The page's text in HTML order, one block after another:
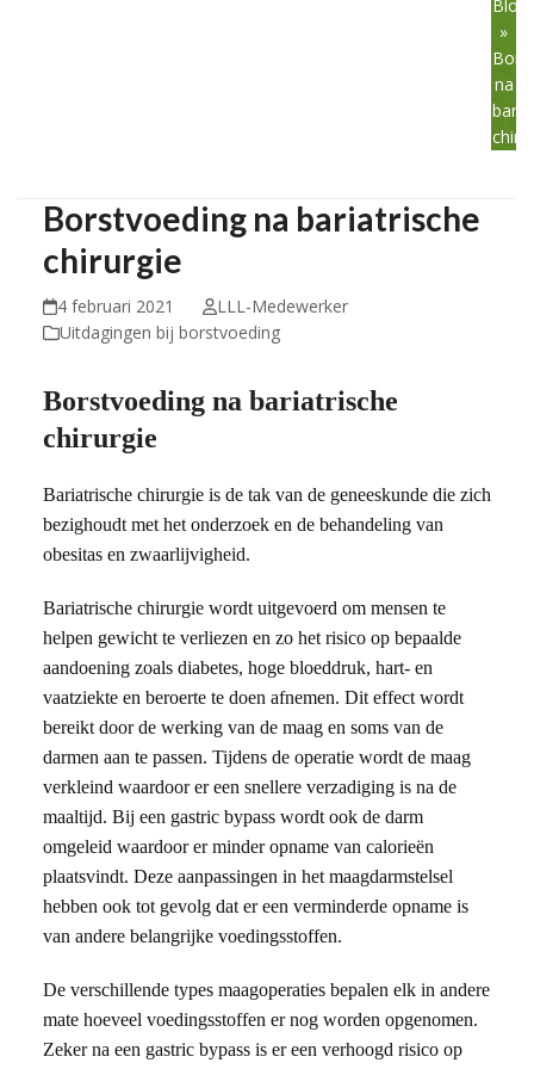
Blog
»
na
Borstvoeding na bariatrische
chirurgie
4 februari 2021
LLL-Medewerker
Uitdagingen bij borstvoeding
Borstvoeding na bariatrische
chirurgie
Bariatrische chirurgie is de tak van de geneeskunde die zich
bezighoudt met het onderzoek en de behandeling van
obesitas en zwaarlijvigheid.
Bariatrische chirurgie wordt uitgevoerd om mensen te
helpen gewicht te verliezen en zo het risico op bepaalde
aandoening zoals diabetes, hoge bloeddruk, hart- en
vaatziekte en beroerte te doen afnemen. Dit effect wordt
bereikt door de werking van de maag en soms van de
darmen aan te passen. Tijdens de operatie wordt de maag
verkleind waardoor er een snellere verzadiging is na de
maaltijd. Bij een gastric bypass wordt ook de darm
omgeleid waardoor er minder opname van calorieën
plaatsvindt. Deze aanpassingen in het maagdarmstelsel
hebben ook tot gevolg dat er een verminderde opname is
van andere belangrijke voedingsstoffen.
De verschillende types maagoperaties bepalen elk in andere
mate hoeveel voedingsstoffen er nog worden opgenomen.
Zeker na een gastric bypass is er een verhoogd risico op